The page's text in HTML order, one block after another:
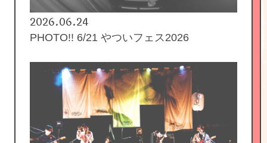
2026.06.24
PHOTO!! 6/21 やついフェス2026